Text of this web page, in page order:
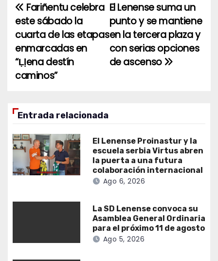
Navegación
de
entradas
El Lenense suma un
punto y se mantiene
en la tercera plaza y
con serias opciones
de ascenso
Fariñentu celebra
este sábado la
cuarta de las etapas
enmarcadas en
“Ḷḷena destín
caminos”
Entrada relacionada
El Lenense Proinastur y la
escuela serbia Virtus abren
la puerta a una futura
colaboración internacional
Ago 6, 2026
La SD Lenense convoca su
Asamblea General Ordinaria
para el próximo 11 de agosto
Ago 5, 2026